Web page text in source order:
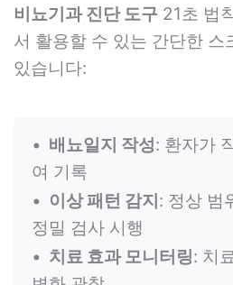
비뇨기과 진단 도구 21초 법
서 활용할 수 있는 간단한 스
있습니다:
배뇨일지 작성: 환자가
여 기록
이상 패턴 감지 : 정상 범
정밀 검사 시행
치료 효과 모니터링: 치